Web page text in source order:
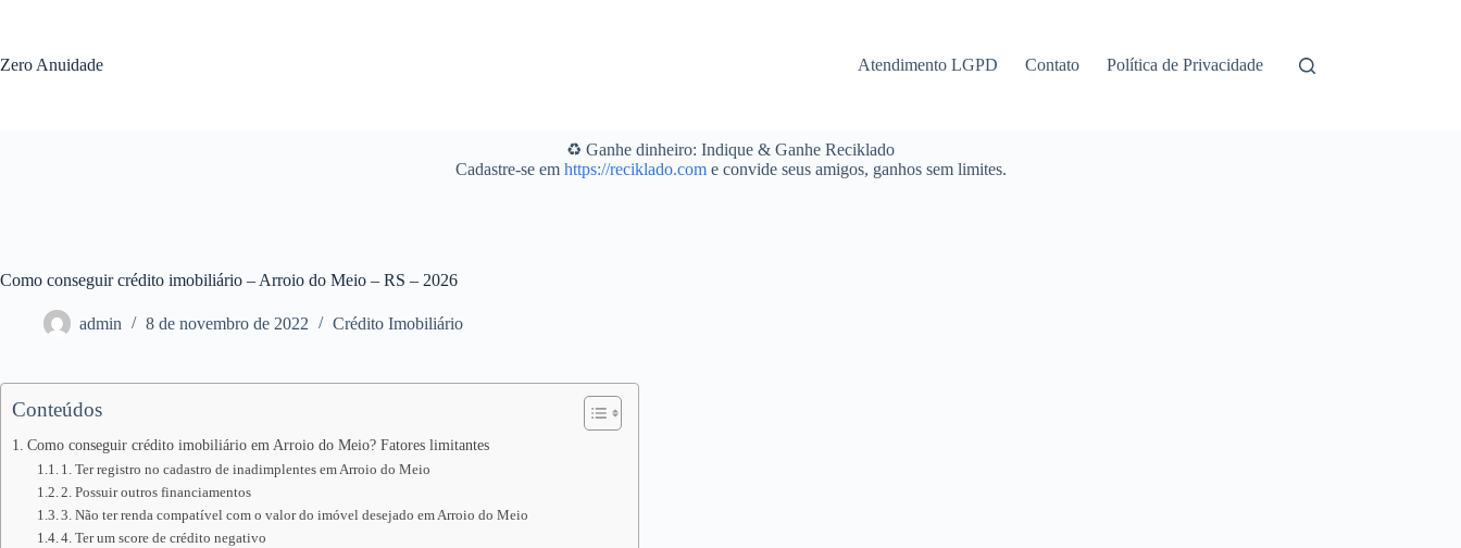
conteúdo
Zero Anuidade Atendimento LGPD Contato Política de Privacidade
♻️ Ganhe dinheiro: Indique & Ganhe Reciklado
Cadastre-se em https://reciklado.come convide seus amigos, ganhos sem limites.
Como conseguir crédito imobiliário – Arroio do Meio – RS – 2026
admin 8 de novembro de 2022 Crédito Imobiliário
Conteúdos
Como conseguir crédito imobiliário em Arroio do Meio? Fatores limitantes
1. Ter registro no cadastro de inadimplentes em Arroio do Meio
2. Possuir outros financiamentos
3. Não ter renda compatível com o valor do imóvel desejado em Arroio do Meio
4. Ter um score de crédito negativo